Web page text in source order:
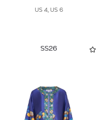
US 4, US 6
SS26